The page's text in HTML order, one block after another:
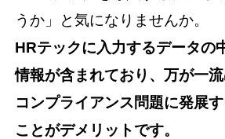
うか」と気になりませんか。
HRテックに入力するデータの
情報が含まれており、万が一
コンプライアンス問題に発展
ことがデメリットです。